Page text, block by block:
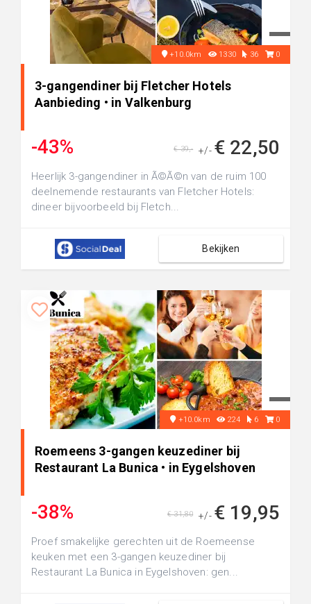
+10.0km 1330 36 0
3-gangendiner bij Fletcher Hotels
Aanbieding • in Valkenburg
-43% +/- € 22,50
€ 39,-
Heerlijk 3-gangendiner in Ã©Ã©n van de ruim 100
deelnemende restaurants van Fletcher Hotels:
dineer bijvoorbeeld bij Fletch...
Bekijken
+10.0km 224 6 0
Roemeens 3-gangen keuzediner bij
Restaurant La Bunica • in Eygelshoven
-38% +/- € 19,95
€ 31,80
Proef smakelijke gerechten uit de Roemeense
keuken met een 3-gangen keuzediner bij
Restaurant La Bunica in Eygelshoven: gen...